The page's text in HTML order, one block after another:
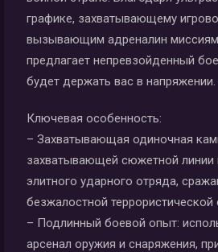
графике, захватывающему
вызывающим адреналин миссиям
предлагает непревзойденный
будет держать вас в напряжении.
Ключевая особенность:
– Захватывающая одиночная
захватывающей сюжетной линии
элитного ударного отряда,
безжалостной террористической
– Подлинный боевой опыт:
арсенал оружия и снаряжения,